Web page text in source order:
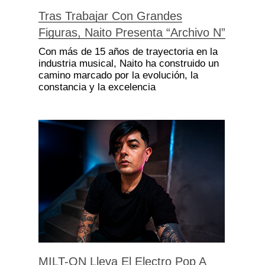
Tras Trabajar Con Grandes
Figuras, Naito Presenta “Archivo N”
Con más de 15 años de trayectoria en la
industria musical, Naito ha construido un
camino marcado por la evolución, la
constancia y la excelencia
MILT-ON Lleva El Electro Pop A